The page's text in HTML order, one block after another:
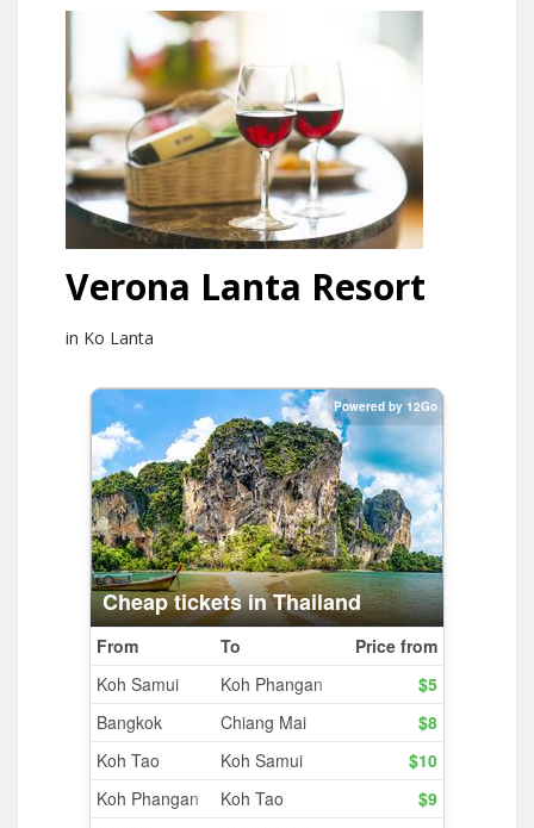
Verona Lanta Resort
in Ko Lanta